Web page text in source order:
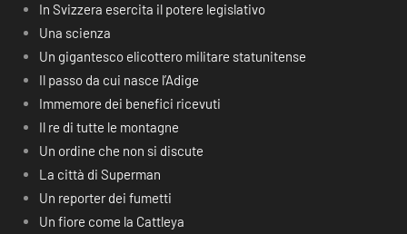
In Svizzera esercita il potere legislativo
Una scienza
Un gigantesco elicottero militare statunitense
Il passo da cui nasce l’Adige
Immemore dei benefici ricevuti
Il re di tutte le montagne
Un ordine che non si discute
La città di Superman
Un reporter dei fumetti
Un fiore come la Cattleya